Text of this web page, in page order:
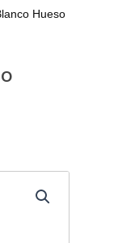
Hueso